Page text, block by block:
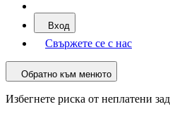
Вход
Свържете се с нас
Обратно към менюто
Избегнете риска от неплатени